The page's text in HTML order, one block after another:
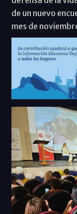
de un nuevo
mes de